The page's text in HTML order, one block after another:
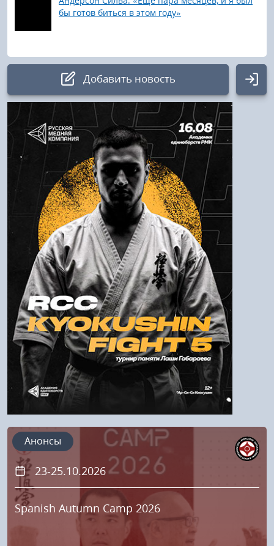
бы готов биться в этом году»
Добавить новость
Авторизация
Логин:
Пароль
Войти
Напомнить пароль
Регистрация
23-25.10.2026
Spanish Autumn Camp 2026
Анонсы